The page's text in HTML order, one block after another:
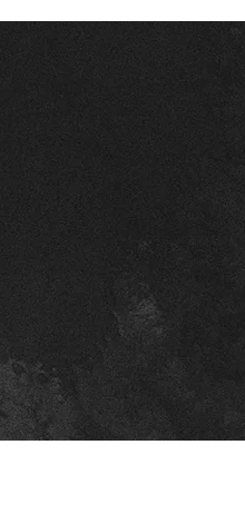
[공지] 54년 전통
교, 뉴몰든에서 새
시작합니다!